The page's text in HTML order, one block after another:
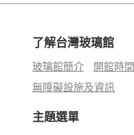
了解台灣玻璃館
玻璃館簡介 開館時間
無障礙設施及資訊
主題選單